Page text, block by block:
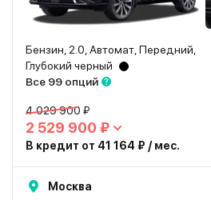
Бензин, 2.0, Автомат, Передний,
Глубокий черный
Все 99 опций
4 029 900 ₽
2 529 900 ₽
В кредит от 41 164 ₽ / мес.
Москва